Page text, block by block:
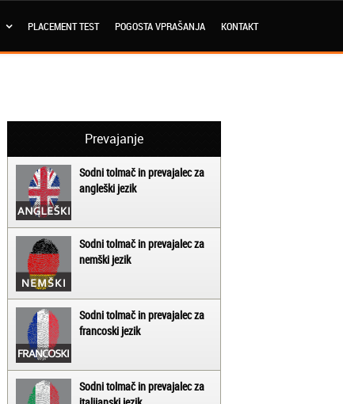
PLACEMENT TEST POGOSTA VPRAŠANJA KONTAKT
Prevajanje
Sodni tolmač in prevajalec za
angleški jezik
Sodni tolmač in prevajalec za
nemški jezik
Sodni tolmač in prevajalec za
francoski jezik
Sodni tolmač in prevajalec za